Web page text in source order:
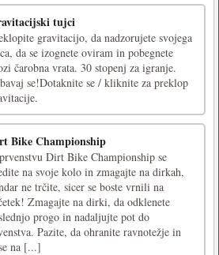
tujci
gravitacijo, da nadzorujete svojega
da se izognete oviram in pobegnete
čarobna vrata. 30 stopenj za igranje.
se!Dotaknite se / kliknite za preklop
Bike Championship
Dirt Bike Championship se
na svoje kolo in zmagajte na dirkah,
ne trčite, sicer se boste vrnili na
Zmagajte na dirki, da odklenete
progo in nadaljujte pot do
Pazite, da ohranite ravnotežje in
na [...]